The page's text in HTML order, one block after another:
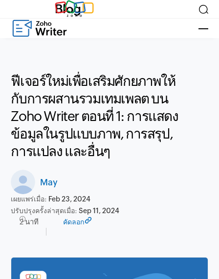
Blog
ฟีเจอร์ใหม่เพื่อเสริมศักยภาพให้
กับการผสานรวมเทมเพลต บน
Zoho Writer ตอนที่ 1: การแสดง
ข้อมูลในรูปแบบภาพ, การสรุป,
การแปลง และอื่นๆ
May
เผยแพร่เมื่อ: Feb 23, 2024
ปรับปรุงครั้งล่าสุดเมื่อ:Sep 11, 2024
2 นาที คัดลอก